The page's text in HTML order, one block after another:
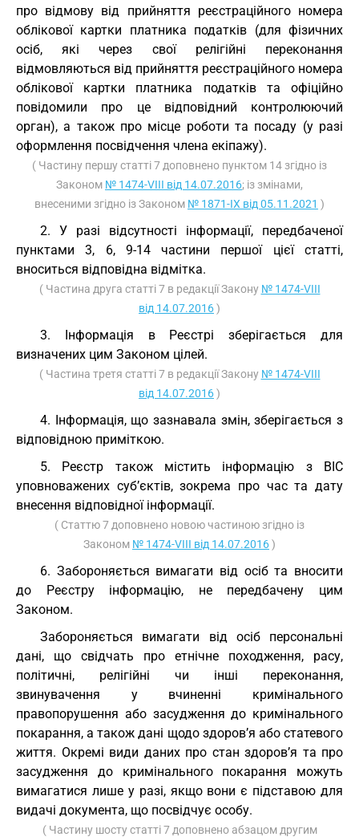
про відмову від прийняття реєстраційного номера
облікової картки платника податків (для фізичних
осіб, які через свої релігійні переконання
відмовляються від прийняття реєстраційного номера
облікової картки платника податків та офіційно
повідомили про це відповідний контролюючий
орган), а також про місце роботи та посаду (у разі
оформлення посвідчення члена екіпажу).
( Частину першу статті 7 доповнено пунктом 14 згідно із
Законом № 1474-VIII від 14.07.2016; із змінами,
внесеними згідно із Законом № 1871-IX від 05.11.2021 )
2. У разі відсутності інформації, передбаченої
пунктами 3, 6, 9-14 частини першої цієї статті,
вноситься відповідна відмітка.
( Частина друга статті 7 в редакції Закону № 1474-VIII
від 14.07.2016)
3. Інформація в Реєстрі зберігається для
визначених цим Законом цілей.
( Частина третя статті 7 в редакції Закону № 1474-VIII
від 14.07.2016)
4. Інформація, що зазнавала змін, зберігається з
відповідною приміткою.
5. Реєстр також містить інформацію з ВІС
уповноважених суб’єктів, зокрема про час та дату
внесення відповідної інформації.
( Статтю 7 доповнено новою частиною згідно із
Законом № 1474-VIII від 14.07.2016)
6. Забороняється вимагати від осіб та вносити
до Реєстру інформацію, не передбачену цим
Законом.
Забороняється вимагати від осіб персональні
дані, що свідчать про етнічне походження, расу,
політичні, релігійні чи інші переконання,
звинувачення у вчиненні кримінального
правопорушення або засудження до кримінального
покарання, а також дані щодо здоров’я або статевого
життя. Окремі види даних про стан здоров’я та про
засудження до кримінального покарання можуть
вимагатися лише у разі, якщо вони є підставою для
видачі документа, що посвідчує особу.
( Частину шосту статті 7 доповнено абзацом другим